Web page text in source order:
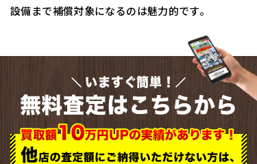
設備まで補償対象になるのは魅力的です。
いますぐ簡単！
無料査定はこちらから